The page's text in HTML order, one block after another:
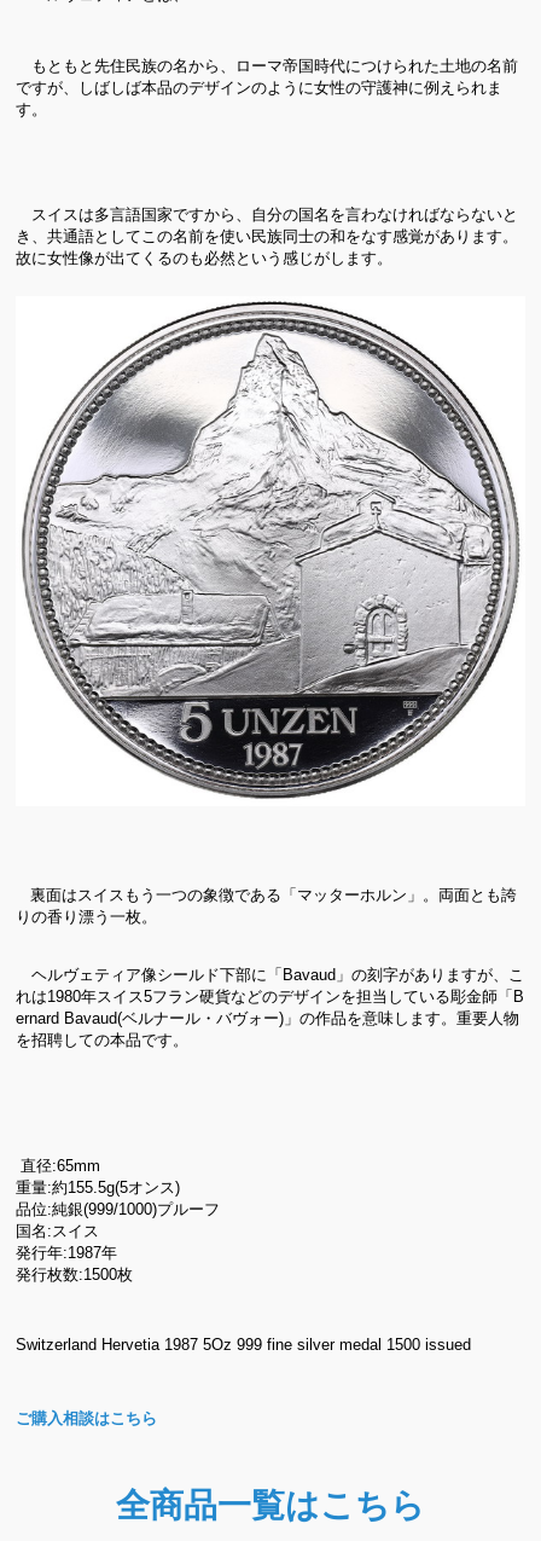
もともと先住民族の名から、ローマ帝国時代につけられた土地の名前
ですが、しばしば本品のデザインのように女性の守護神に例えられま
す。
スイスは多言語国家ですから、自分の国名を言わなければならないと
き、共通語としてこの名前を使い民族同士の和をなす感覚があります。
故に女性像が出てくるのも必然という感じがします。
裏面はスイスもう一つの象徴である「マッターホルン」。両面とも誇
りの香り漂う一枚。
ヘルヴェティア像シールド下部に「Bavaud」の刻字がありますが、こ
れは1980年スイス5フラン硬貨などのデザインを担当している彫金師「B
ernard Bavaud(ベルナール・バヴォー)」の作品を意味します。重要人物
を招聘しての本品です。
直径:65mm
重量:約155.5g(5オンス)
品位:純銀(999/1000)プルーフ
国名:スイス
発行年:1987年
発行枚数:1500枚
Switzerland Hervetia 1987 5Oz 999 fine silver medal 1500 issued
ご購入相談はこちら
全商品一覧はこちら